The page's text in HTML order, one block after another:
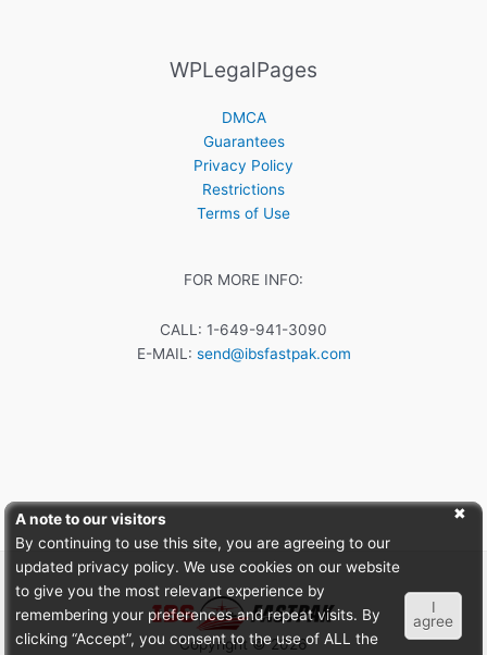
WPLegalPages
DMCA
Guarantees
Privacy Policy
Restrictions
Terms of Use
FOR MORE INFO:
CALL: 1-649-941-3090
E-MAIL: send@ibsfastpak.com
Copyright © 2026
A note to our visitors
By continuing to use this site, you are agreeing to our
updated privacy policy. We use cookies on our website
to give you the most relevant experience by
remembering your preferences and repeat visits. By
clicking “Accept”, you consent to the use of ALL the
I
agree